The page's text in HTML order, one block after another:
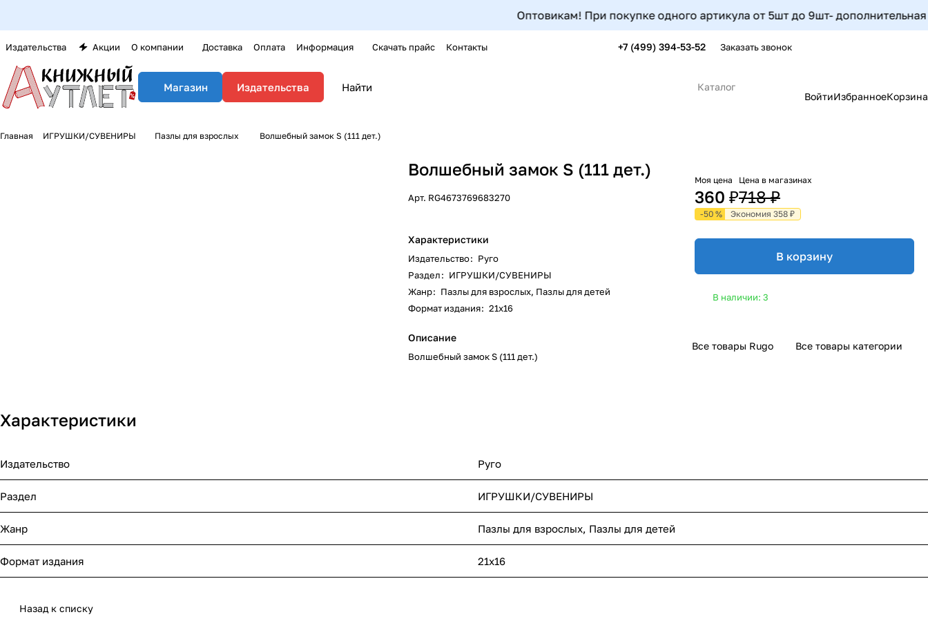
Оптовикам! При покупке одного артикула от 5шт до 9шт- дополнительная
Издательства Акции О компании Доставка Оплата Информация Скачать прайс Контакты +7 (499) 394-53-52 Заказать звонок
Магазин Издательства
Каталог
ВойтиИзбранноеКорзина
Главная ИГРУШКИ/СУВЕНИРЫ Пазлы для взрослых Волшебный замок S (111 дет.)
Волшебный замок S (111 дет.)
Арт. RG4673769683270
Характеристики
Издательство: Руго
Раздел: ИГРУШКИ/СУВЕНИРЫ
Жанр: Пазлы для взрослых, Пазлы для детей
Формат издания: 21х16
Описание
Волшебный замок S (111 дет.)
Моя цена
360 ₽
Цена в магазинах
718 ₽
-50 % Экономия 358 ₽
В корзину
В наличии: 3
Все товары Rugo Все товары категории
Характеристики
Издательство Руго
Раздел ИГРУШКИ/СУВЕНИРЫ
Жанр Пазлы для взрослых, Пазлы для детей
Формат издания 21х16
Назад к списку